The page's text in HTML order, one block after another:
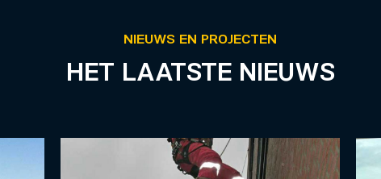
NIEUWS EN PROJECTEN
HET LAATSTE NIEUWS